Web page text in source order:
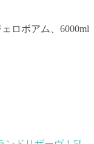
ロボアム、6000ml